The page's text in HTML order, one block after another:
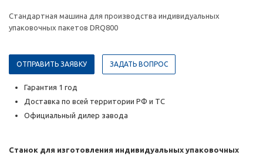
Стандартная машина для производства индивидуальных
упаковочных пакетов DRQ800
ОТПРАВИТЬ ЗАЯВКУ ЗАДАТЬ ВОПРОС
Гарантия 1 год
Доставка по всей территории РФ и ТС
Официальный дилер завода
Станок для изготовления индивидуальных упаковочных